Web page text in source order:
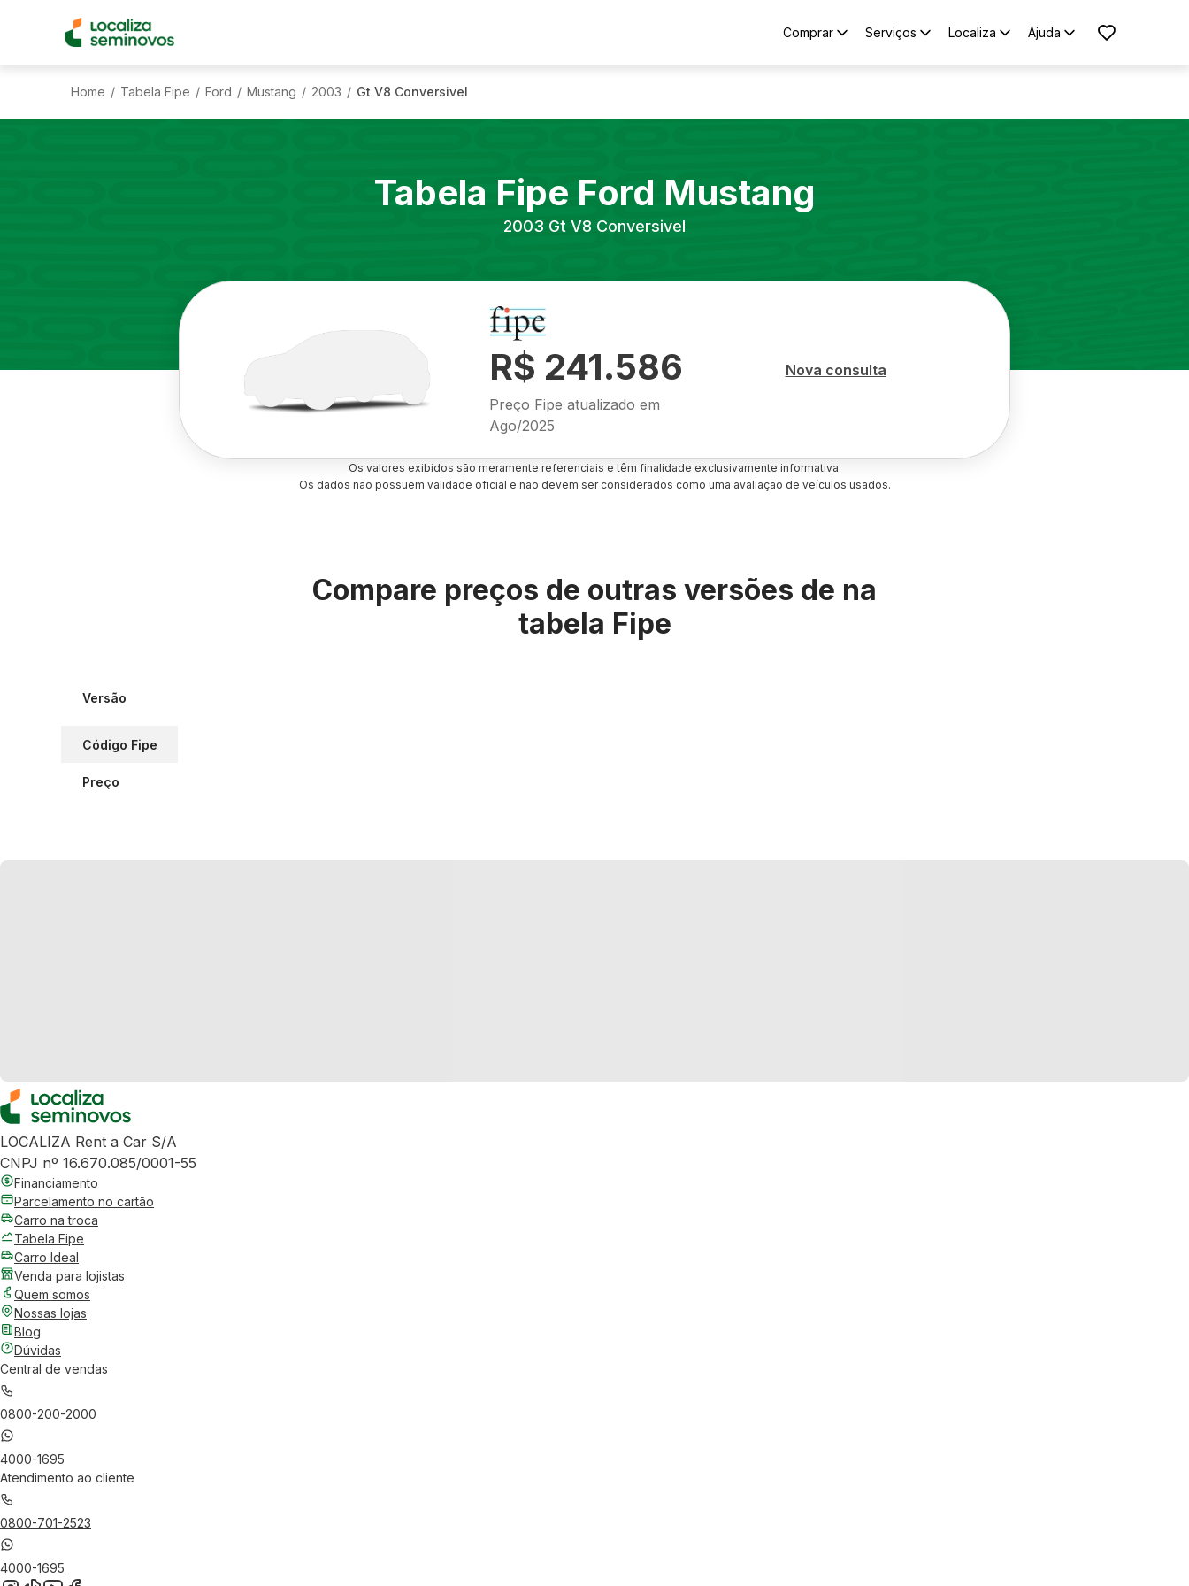
Comprar Serviços Localiza Ajuda
Home / Tabela Fipe / Ford / Mustang / 2003 / Gt V8 Conversivel
Tabela Fipe Ford Mustang
2003 Gt V8 Conversivel
R$ 241.586
Preço Fipe atualizado em
Ago/2025
Nova consulta
Os valores exibidos são meramente referenciais e têm finalidade exclusivamente informativa.
Os dados não possuem validade oficial e não devem ser considerados como uma avaliação de veículos usados.
Compare preços de outras versões de na
tabela Fipe
Versão
Código Fipe
Preço
LOCALIZA Rent a Car S/A
CNPJ nº 16.670.085/0001-55
Financiamento
Parcelamento no cartão
Carro na troca
Tabela Fipe
Carro Ideal
Venda para lojistas
Quem somos
Nossas lojas
Blog
Dúvidas
Central de vendas
0800-200-2000
4000-1695
Atendimento ao cliente
0800-701-2523
4000-1695